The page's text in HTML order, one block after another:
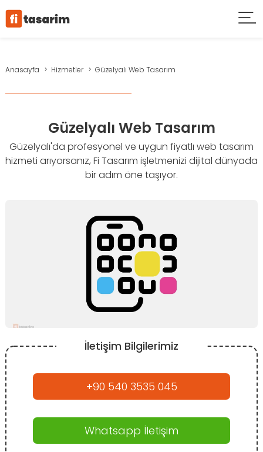
Anasayfa Hizmetler Güzelyalı Web Tasarım
Güzelyalı Web Tasarım
Güzelyalı'da profesyonel ve uygun fiyatlı web tasarım
hizmeti arıyorsanız, Fi Tasarım işletmenizi dijital dünyada
bir adım öne taşıyor.
İletişim Bilgilerimiz
+90 540 3535 045
Whatsapp İletişim